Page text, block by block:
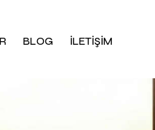
BLOG İLETİŞİM